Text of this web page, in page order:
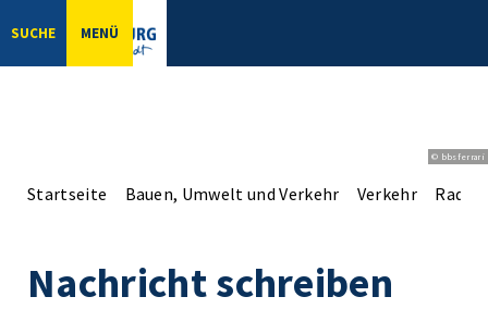
SUCHE MENÜ
© bbsferrari
Startseite Bauen, Umwelt und Verkehr Verkehr
Nachricht schreiben